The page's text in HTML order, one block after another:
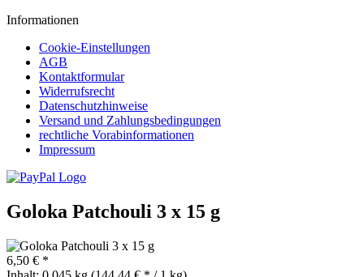
Informationen
Cookie-Einstellungen
AGB
Kontaktformular
Widerrufsrecht
Datenschutzhinweise
Versand und Zahlungsbedingungen
rechtliche Vorabinformationen
Impressum
Goloka Patchouli 3 x 15 g
6,50 € *